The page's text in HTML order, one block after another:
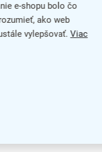
e-shopu bolo čo
ako web
vylepšovať.Viac